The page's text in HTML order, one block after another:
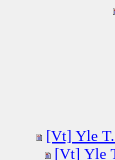
[Vt] Yle
[Vt] Yle